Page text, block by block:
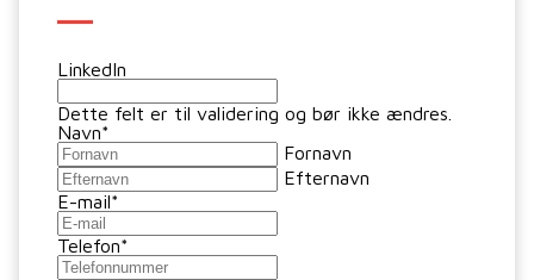
LinkedIn
Dette felt er til validering og bør ikke ændres.
Navn*
Fornavn
Efternavn
E-mail*
Telefon*